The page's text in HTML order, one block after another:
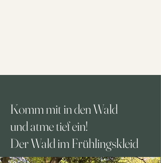
Komm mit in den Wald
und atme tief ein!
Der Wald im Frühlingskleid